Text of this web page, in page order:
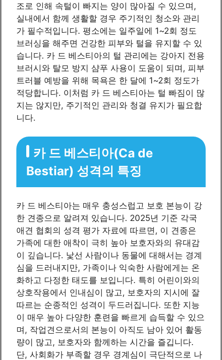
조로 인해 속털이 빠지는 양이 많아질 수 있으며,
실내에서 함께 생활할 경우 주기적인 청소와 관리
가 필수적입니다. 평소에는 일주일에 1~2회 정도
브러싱을 해주면 건강한 피부와 털을 유지할 수 있
습니다. 카 드 베스티아의 털 관리에는 강아지 전용
브러시와 탈모 방지 샴푸 사용이 도움이 되며, 피부
트러블 예방을 위해 목욕은 한 달에 1~2회 정도가
적당합니다. 이처럼 카 드 베스티아는 털 빠짐이 많
지는 않지만, 주기적인 관리와 청결 유지가 필요합
니다.
카 드 베스티아(Ca de
Bestiar) 성격의 특징
카 드 베스티아는 매우 충성스럽고 보호 본능이 강
한 견종으로 알려져 있습니다. 2025년 기준 각국
애견 협회의 성격 평가 자료에 따르면, 이 견종은
가족에 대한 애착이 극히 높아 보호자와의 유대감
이 깊습니다. 낯선 사람이나 동물에 대해서는 경계
심을 드러내지만, 가족이나 익숙한 사람에게는 온
화하고 다정한 태도를 보입니다. 특히 어린이와의
상호작용에서 인내심이 많고, 보호자의 지시에 잘
따르는 순종적인 성격이 두드러집니다. 또한 지능
이 매우 높아 다양한 훈련을 빠르게 습득할 수 있으
며, 작업견으로서의 본능이 아직도 남아 있어 활동
량이 많고, 보호자와 함께하는 시간을 즐깁니다.
단, 사회화가 부족할 경우 경계심이 극단적으로 나